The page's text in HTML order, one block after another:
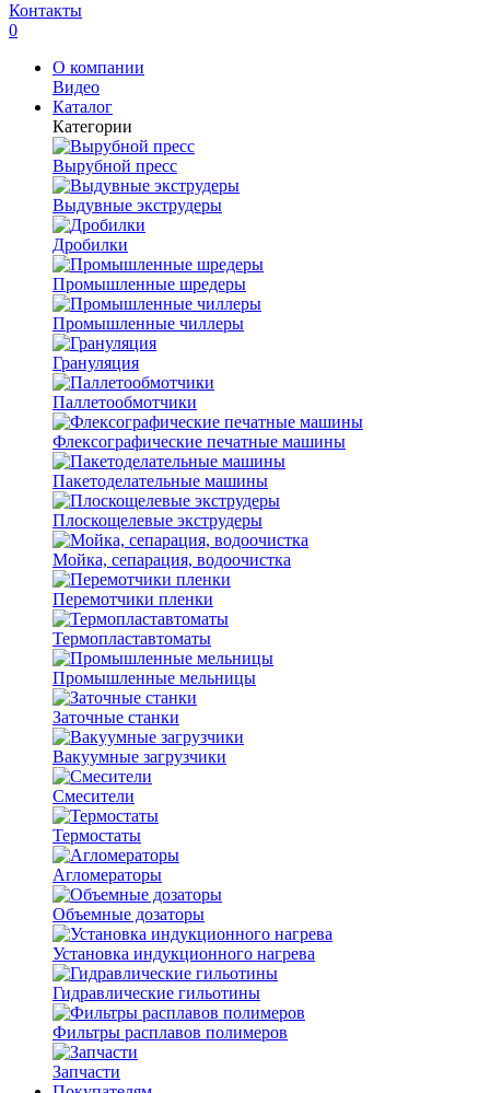
Контакты
0
О компании
Видео
Каталог
Категории
Вырубной пресс
Выдувные экструдеры
Дробилки
Промышленные шредеры
Промышленные чиллеры
Грануляция
Паллетообмотчики
Флексографические печатные машины
Пакетоделательные машины
Плоскощелевые экструдеры
Мойка, сепарация, водоочистка
Перемотчики пленки
Термопластавтоматы
Промышленные мельницы
Заточные станки
Вакуумные загрузчики
Смесители
Термостаты
Агломераторы
Объемные дозаторы
Установка индукционного нагрева
Гидравлические гильотины
Фильтры расплавов полимеров
Запчасти